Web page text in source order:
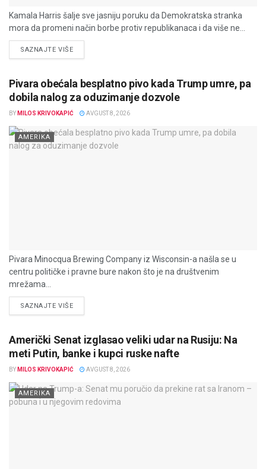
Kamala Harris šalje sve jasniju poruku da Demokratska stranka
mora da promeni način borbe protiv republikanaca i da više ne...
SAZNAJTE VIŠEDETAILS
Pivara obećala besplatno pivo kada Trump umre, pa
dobila nalog za oduzimanje dozvole
BY MILOS KRIVOKAPIĆ AVGUST 8, 2026
AMERIKA
Pivara Minocqua Brewing Company iz Wisconsin-a našla se u
centru političke i pravne bure nakon što je na društvenim
mrežama...
SAZNAJTE VIŠEDETAILS
Američki Senat izglasao veliki udar na Rusiju: Na
meti Putin, banke i kupci ruske nafte
BY MILOS KRIVOKAPIĆ AVGUST 8, 2026
AMERIKA